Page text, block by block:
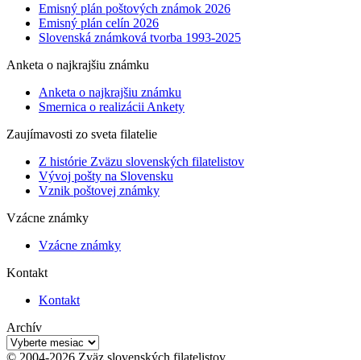
Emisný plán poštových známok 2026
Emisný plán celín 2026
Slovenská známková tvorba 1993-2025
Anketa o najkrajšiu známku
Anketa o najkrajšiu známku
Smernica o realizácii Ankety
Zaujímavosti zo sveta filatelie
Z histórie Zväzu slovenských filatelistov
Vývoj pošty na Slovensku
Vznik poštovej známky
Vzácne známky
Vzácne známky
Kontakt
Kontakt
Archív
Archív
© 2004-2026 Zväz slovenských filatelistov